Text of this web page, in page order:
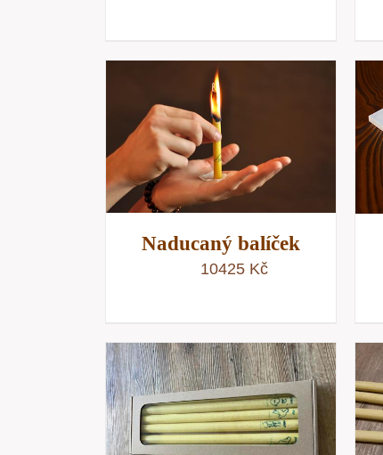
Naducaný balíček
10425 Kč
PŘIDAT DO KOŠÍKU
RYCHLÝ NÁHLED
PŘIDAT DO KOŠÍKU
/
RYCHLÝ NÁHLED